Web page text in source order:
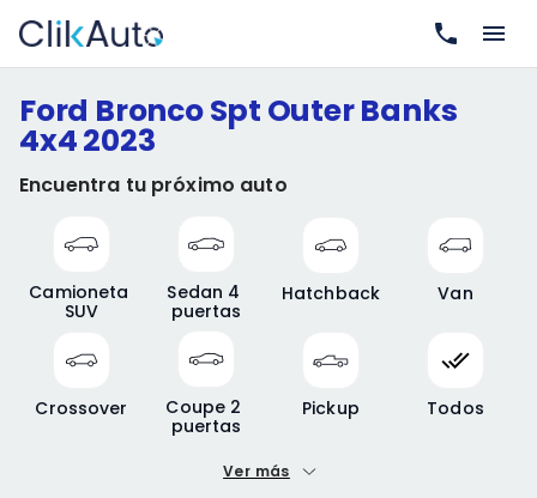
Ford Bronco Spt Outer Banks
4x4 2023
Encuentra tu próximo auto
Camioneta
SUV
Sedan 4
puertas
Hatchback Van
Crossover
Coupe 2
puertas
Pickup Todos
Precio máximo
Ver más